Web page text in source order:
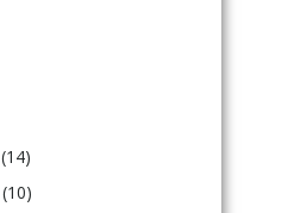
(14)
(10)